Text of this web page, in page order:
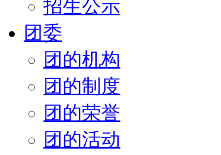
招生公示
团委
团的机构
团的制度
团的荣誉
团的活动